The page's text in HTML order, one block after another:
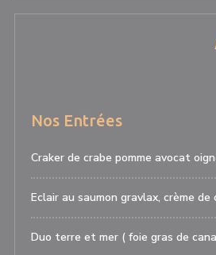
Nos Entrées
Craker de crabe pomme avocat
Eclair au saumon gravlax, crème
Duo terre et mer ( foie gras de